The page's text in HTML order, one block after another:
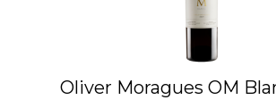
Oliver Moragues OM